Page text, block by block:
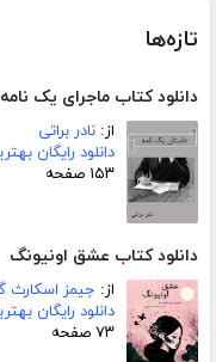
تازه‌ها
دانلود کتاب ماجرای یک نامه
از: نادر براتی
دانلود رایگان
۱۵۳ صفحه
دانلود کتاب عشق اونیونگ
از: جیمز اسکارث
دانلود رایگان
۷۳ صفحه